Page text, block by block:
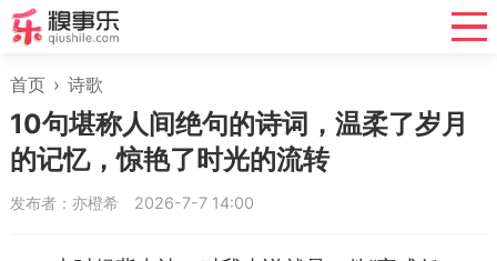
首页 › 诗歌
10句堪称人间绝句的诗词，温柔了岁月
的记忆，惊艳了时光的流转
发布者：亦橙希 2026-7-7 14:00